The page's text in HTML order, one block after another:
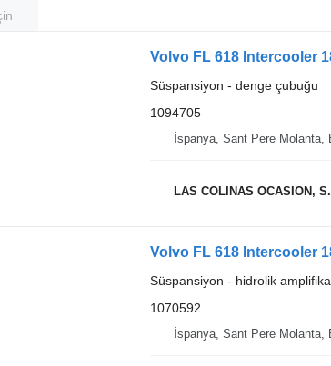
Volvo FL 618 Intercooler
Süspansiyon - denge çubuğu
1094705
İspanya, Sant Pere Molanta,
LAS COLINAS OCASION,
Süspansiyon - hidrolik
1070592
İspanya, Sant Pere Molanta,